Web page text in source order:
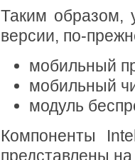
Таким образом,
версии, по-
мобильный
мобильный
модуль
Компоненты
представлены